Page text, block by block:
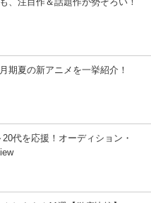
期夏の新アニメを一挙紹介！
代を応援！オーディション・